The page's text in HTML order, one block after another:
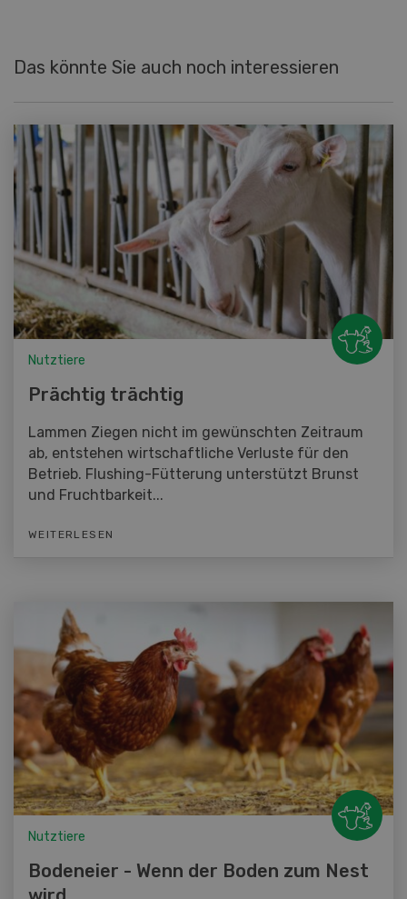
Das könnte Sie auch noch interessieren
Nutztiere
Prächtig trächtig
Lammen Ziegen nicht im gewünschten Zeitraum
ab, entstehen wirtschaftliche Verluste für den
Betrieb. Flushing-Fütterung unterstützt Brunst
und Fruchtbarkeit...
WEITERLESEN
Nutztiere
Bodeneier - Wenn der Boden zum Nest